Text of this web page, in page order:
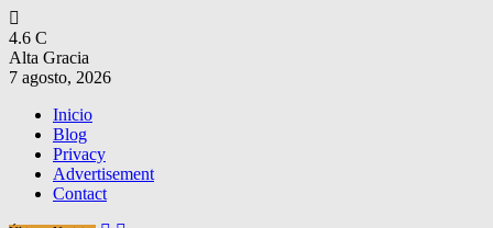
4.6 C
Alta Gracia
7 agosto, 2026
Inicio
Blog
Privacy
Advertisement
Contact